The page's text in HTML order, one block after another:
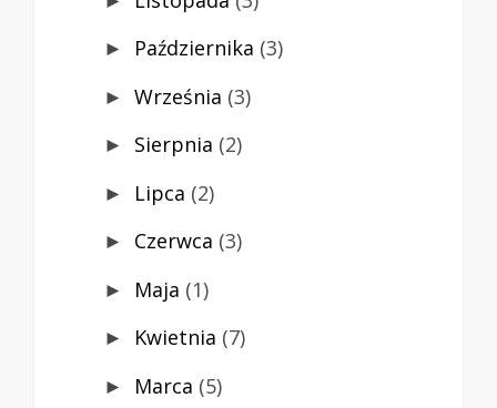
► Października (3)
► Września (3)
► Sierpnia (2)
► Lipca (2)
► Czerwca (3)
► Maja (1)
► Kwietnia (7)
► Marca (5)